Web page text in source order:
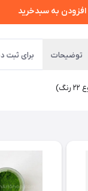
افزودن به سبدخرید
توضیحات برای ثبت